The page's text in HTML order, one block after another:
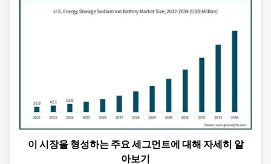
이 시장을 형성하는 주요 세그먼트에 대해 자세히 알
아보기